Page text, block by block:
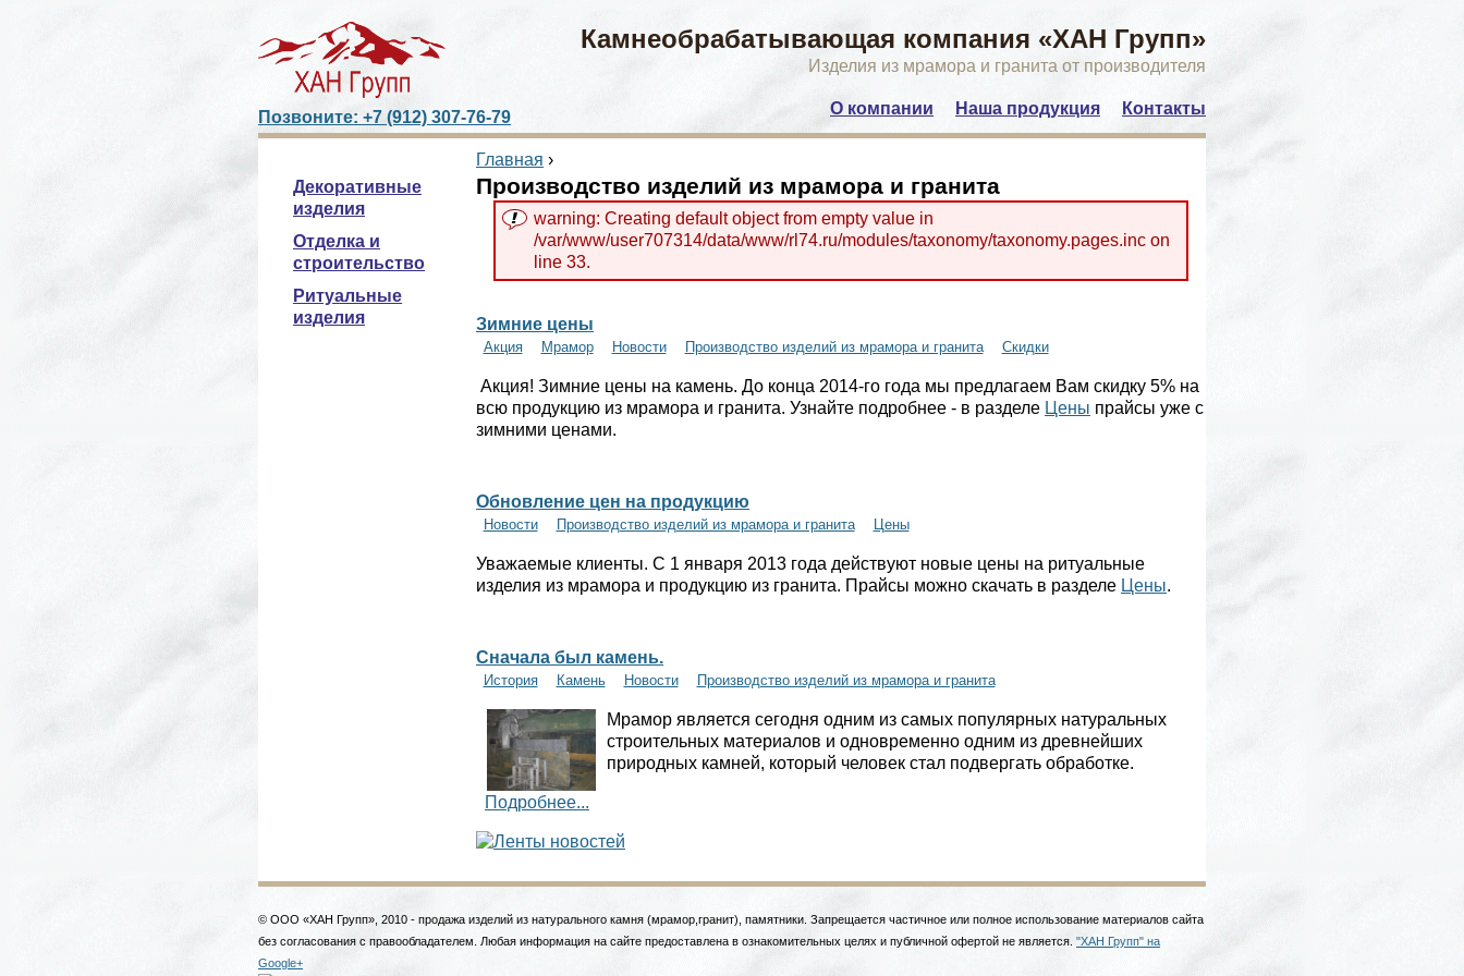
Камнеобрабатывающая компания «ХАН Групп»
Изделия из мрамора и гранита от производителя
Главная ›
Производство изделий из мрамора и гранита
warning: Creating default object from empty value in
/var/www/user707314/data/www/rl74.ru/modules/taxonomy/taxonomy.pages.inc on
line 33.
Зимние цены
Акция Мрамор Новости Производство изделий из мрамора и гранита Скидки
Акция! Зимние цены на камень. До конца 2014-го года мы предлагаем Вам скидку 5% на
всю продукцию из мрамора и гранита. Узнайте подробнее - в разделе Цены прайсы уже с
зимними ценами.
Обновление цен на продукцию
Новости Производство изделий из мрамора и гранита Цены
Уважаемые клиенты. С 1 января 2013 года действуют новые цены на ритуальные
изделия из мрамора и продукцию из гранита. Прайсы можно скачать в разделе Цены.
Сначала был камень.
История Камень Новости Производство изделий из мрамора и гранита
Мрамор является сегодня одним из самых популярных натуральных
строительных материалов и одновременно одним из древнейших
природных камней, который человек стал подвергать обработке.
Подробнее...
Позвоните: +7 (912) 307-76-79 Main menu
О компании Наша продукция Контакты
Декоративные
изделия
Отделка и
строительство
Ритуальные
изделия
© ООО «ХАН Групп», 2010 - продажа изделий из натурального камня (мрамор,гранит), памятники. Запрещается частичное или полное использование материалов сайта
без согласования с правообладателем. Любая информация на сайте предоставлена в ознакомительных целях и публичной офертой не является. "ХАН Групп" на
Google+